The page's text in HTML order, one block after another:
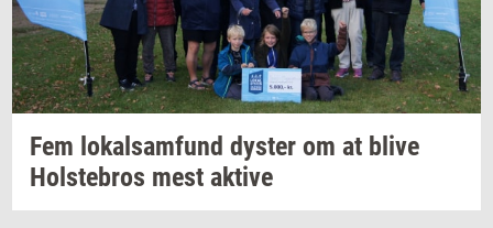
Fem lo­kal­sam­fund dy­ster om at blive
Holste­bros mest ak­ti­ve